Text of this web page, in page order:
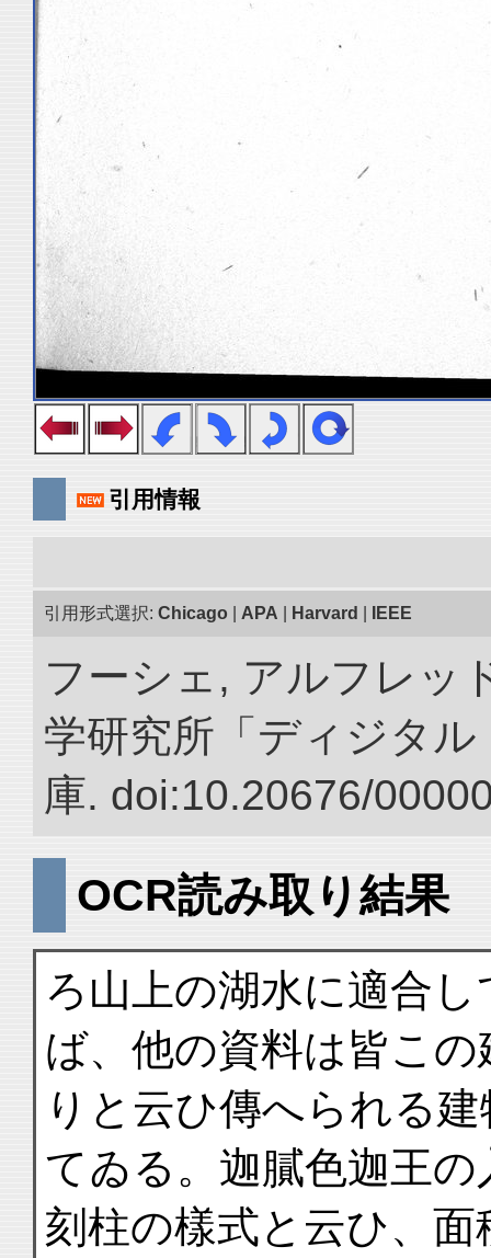
引用情報
引用形式選択: Chicago APA Harvard IEEE
フーシェ, アルフレッ
学研究所「ディジタ
庫. doi:10.20676/
OCR読み取り結果
ろ山上の湖水に適合
ば、他の資料は皆こ
りと云ひ傳へられる
てゐる。迦膩色迦王
刻柱の樣式と云ひ、